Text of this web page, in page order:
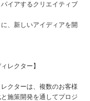
イアするクリエイティブ
、新しいアイディアを開
レクター】
クターは、複数のお客様
施策開発を通してプロジ